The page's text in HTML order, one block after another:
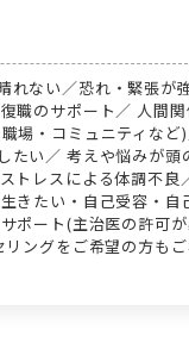
れない／恐れ・緊張が
職のサポート／ 人間
場・コミュニティなど
たい／ 考えや悩みが頭
トレスによる体調不良
きたい・自己受容・自
ポート(主治医の許可
ングをご希望の方も